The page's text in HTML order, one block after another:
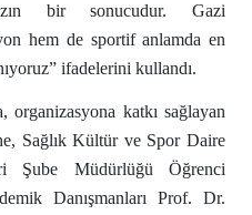
bir sonucudur. Gazi
hem de sportif anlamda en
ifadelerini kullandı.
katkı sağlayan
Sağlık Kültür ve Spor Daire
Şube Müdürlüğü Öğrenci
Danışmanları Prof. Dr.